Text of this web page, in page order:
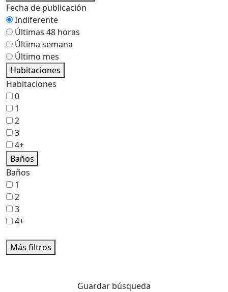
Fecha de publicación
Indiferente
Últimas 48 horas
Última semana
Último mes
Habitaciones
Habitaciones
0
1
2
3
4+
Baños
Baños
1
2
3
4+
Más filtros
Guardar búsqueda